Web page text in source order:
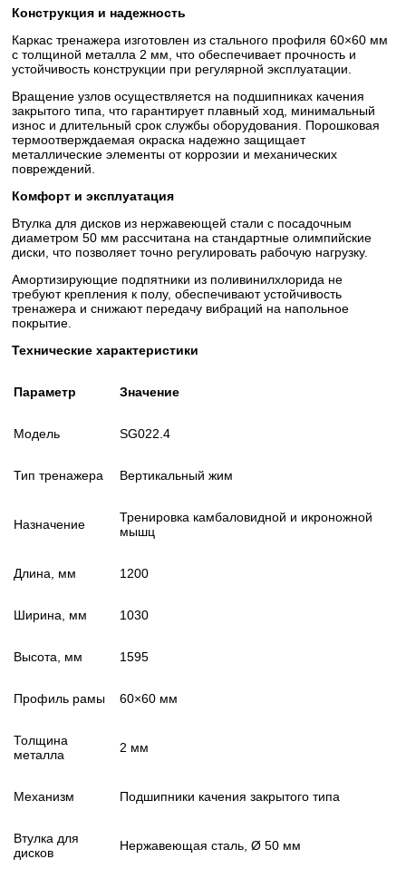
Конструкция и надежность
Каркас тренажера изготовлен из стального профиля 60×60 мм
с толщиной металла 2 мм, что обеспечивает прочность и
устойчивость конструкции при регулярной эксплуатации.
Вращение узлов осуществляется на подшипниках качения
закрытого типа, что гарантирует плавный ход, минимальный
износ и длительный срок службы оборудования. Порошковая
термоотверждаемая окраска надежно защищает
металлические элементы от коррозии и механических
повреждений.
Комфорт и эксплуатация
Втулка для дисков из нержавеющей стали с посадочным
диаметром 50 мм рассчитана на стандартные олимпийские
диски, что позволяет точно регулировать рабочую нагрузку.
Амортизирующие подпятники из поливинилхлорида не
требуют крепления к полу, обеспечивают устойчивость
тренажера и снижают передачу вибраций на напольное
покрытие.
Технические характеристики
Параметр Значение
Модель SG022.4
Тип тренажера Вертикальный жим
Назначение
Тренировка камбаловидной и икроножной
мышц
Длина, мм 1200
Ширина, мм 1030
Высота, мм 1595
Профиль рамы 60×60 мм
Толщина
металла
2 мм
Механизм Подшипники качения закрытого типа
Втулка для
дисков
Нержавеющая сталь, Ø 50 мм